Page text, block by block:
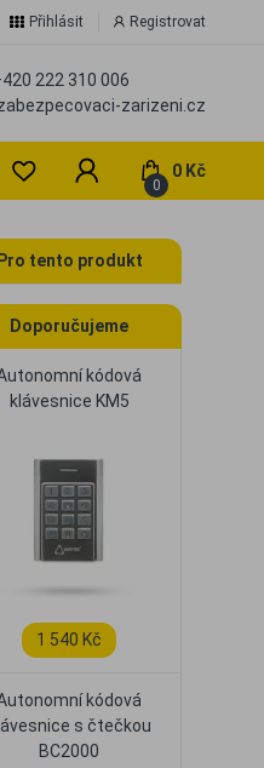
Přihlásit Registrovat
222 310 006
zarizeni.cz
0 Kč
0
Pro tento produkt
Doporučujeme
kódová
klávesnice KM5
1 540 Kč
kódová
s čtečkou
BC2000